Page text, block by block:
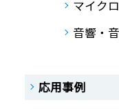
マイク
音響・
応用事例